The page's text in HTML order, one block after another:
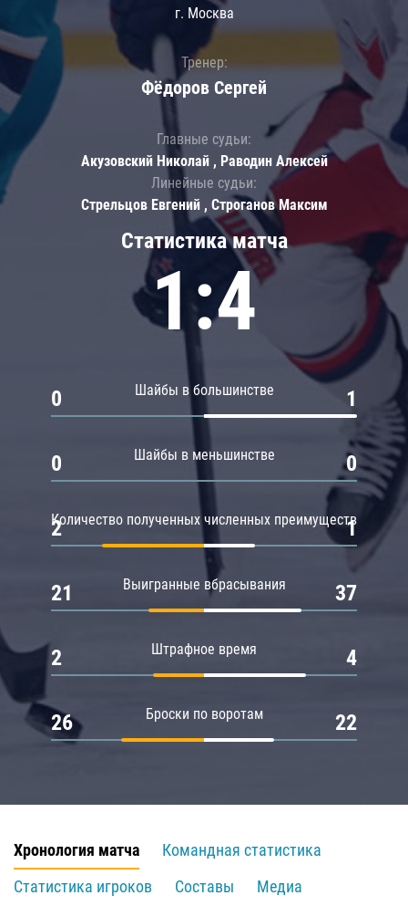
Статистика матча
1:4
Шайбы в большинстве
0 1
Шайбы в меньшинстве
0 0
Количество полученных численных преимуществ
2 1
Выигранные вбрасывания
21 37
Штрафное время
2 4
Броски по воротам
26 22
г. Москва
Тренер:
Фёдоров Сергей
Главные судьи:
Акузовский Николай , Раводин Алексей
Линейные судьи:
Стрельцов Евгений , Строганов Максим
Хронология матча
Командная статистика
Статистика игроков
Составы
Медиа